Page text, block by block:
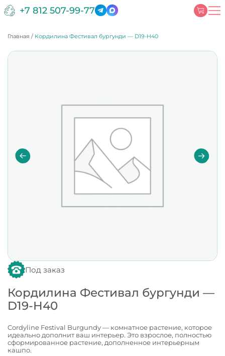
+7 812 507-99-77
Главная / Кордилина Фестивал бургунди — D19-H40
Под заказ
Кордилина Фестивал бургунди —
D19-H40
Cordyline Festival Burgundy — комнатное растение, которое
идеально дополнит ваш интерьер. Это взрослое, полностью
сформированное растение, дополненное интерьерным
кашпо.